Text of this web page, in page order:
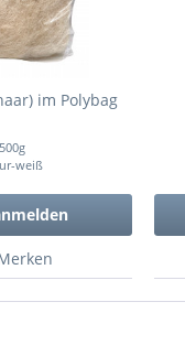
im Polybag
500g
weiß